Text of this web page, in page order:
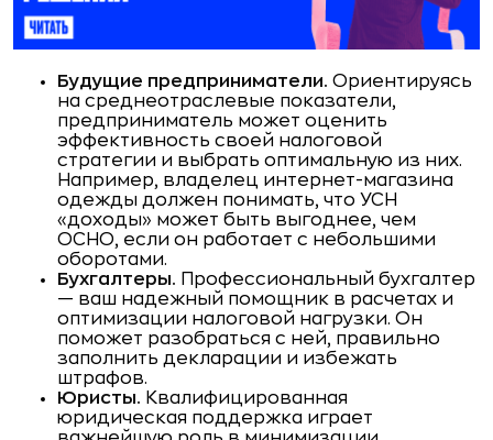
Будущие предприниматели. Ориентируясь
на среднеотраслевые показатели,
предприниматель может оценить
эффективность своей налоговой
стратегии и выбрать оптимальную из них.
Например, владелец интернет-магазина
одежды должен понимать, что УСН
«доходы» может быть выгоднее, чем
ОСНО, если он работает с небольшими
оборотами.
Бухгалтеры. Профессиональный бухгалтер
— ваш надежный помощник в расчетах и
оптимизации налоговой нагрузки. Он
поможет разобраться с ней, правильно
заполнить декларации и избежать
штрафов.
Юристы. Квалифицированная
юридическая поддержка играет